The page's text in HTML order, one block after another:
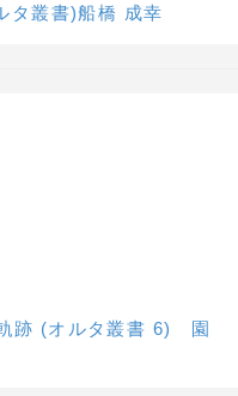
タ叢書)船橋 成幸
跡 (オルタ叢書 6) 園